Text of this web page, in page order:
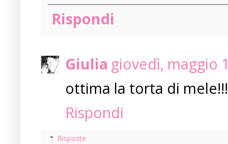
Rispondi
Giulia giovedì, maggio
ottima la torta di
Rispondi
Risposte